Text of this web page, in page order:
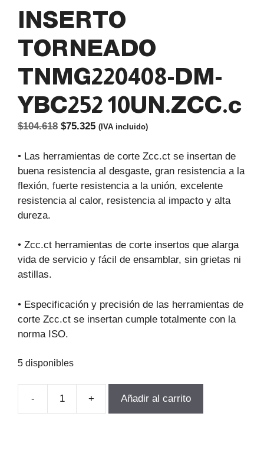
INSERTO
TORNEADO
TNMG220408-DM-
YBC252 10UN.ZCC.c
$104.618 El
original
era:
$104.618.
$75.325El
actual
es:
$75.325.
(IVA incluido)
• Las herramientas de corte Zcc.ct se insertan de
buena resistencia al desgaste, gran resistencia a la
flexión, fuerte resistencia a la unión, excelente
resistencia al calor, resistencia al impacto y alta
dureza.
• Zcc.ct herramientas de corte insertos que alarga
vida de servicio y fácil de ensamblar, sin grietas ni
astillas.
• Especificación y precisión de las herramientas de
corte Zcc.ct se insertan cumple totalmente con la
norma ISO.
5 disponibles
-
INSERTO
+ Añadir al carrito